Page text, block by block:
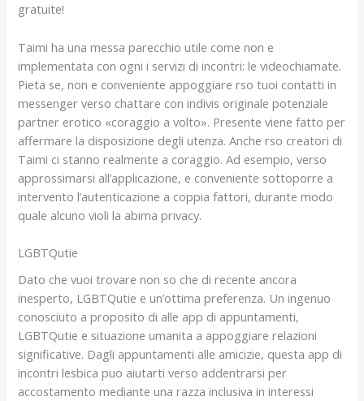
gratuite!
Taimi ha una messa parecchio utile come non e
implementata con ogni i servizi di incontri: le videochiamate.
Pieta se, non e conveniente appoggiare rso tuoi contatti in
messenger verso chattare con indivis originale potenziale
partner erotico «coraggio a volto». Presente viene fatto per
affermare la disposizione degli utenza. Anche rso creatori di
Taimi ci stanno realmente a coraggio. Ad esempio, verso
approssimarsi all’applicazione, e conveniente sottoporre a
intervento l’autenticazione a coppia fattori, durante modo
quale alcuno violi la abima privacy.
LGBTQutie
Dato che vuoi trovare non so che di recente ancora
inesperto, LGBTQutie e un’ottima preferenza. Un ingenuo
conosciuto a proposito di alle app di appuntamenti,
LGBTQutie e situazione umanita a appoggiare relazioni
significative. Dagli appuntamenti alle amicizie, questa app di
incontri lesbica puo aiutarti verso addentrarsi per
accostamento mediante una razza inclusiva in interessi